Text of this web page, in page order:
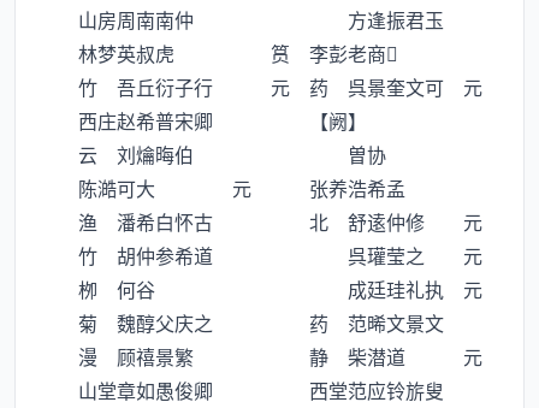
山房周南南仲 方逢振君玉
林梦英叔虎 筼 李彭老商
竹 吾丘衍子行 元 药 呉景奎文可 元
西庄赵希普宋卿 【阙】
云 刘爚晦伯 曽协
陈澔可大 元 张养浩希孟
渔 潘希白怀古 北 舒逺仲修 元
竹 胡仲参希道 呉瓘莹之 元
栁 何谷 成廷珪礼执 元
菊 魏醇父庆之 药 范晞文景文
漫 顾禧景繁 静 柴潜道 元
山堂章如愚俊卿 西堂范应铃旂叟